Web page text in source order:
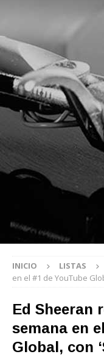
INICIO LISTAS
en el #1 de YouTube
Ed Sheeran
semana en
Global, con